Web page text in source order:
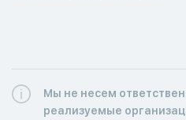
Мы не несем
реализуемые